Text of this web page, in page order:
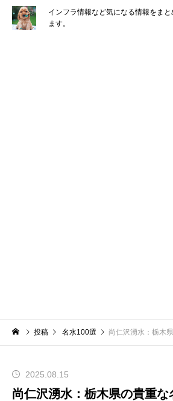
インフラ情報など気になる情報をま
ます。
投稿 名水100選 尚仁沢湧水：栃木
2025.08.15
尚仁沢湧水：栃木県の貴重な